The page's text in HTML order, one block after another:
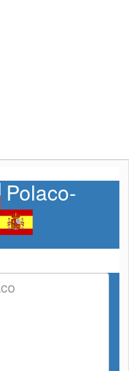
Polaco-